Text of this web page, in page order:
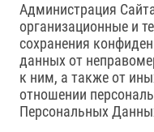
Администрация
организационные и
сохранения
данных от
к ним, а также от
отношении
Персональных